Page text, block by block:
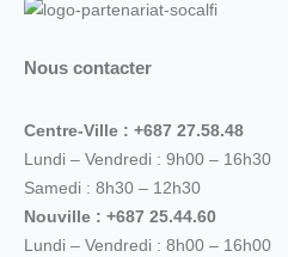
Nous contacter
Centre-Ville : +687 27.58.48
Lundi – Vendredi : 9h00 – 16h30
Samedi : 8h30 – 12h30
Nouville : +687 25.44.60
Lundi – Vendredi : 8h00 – 16h00